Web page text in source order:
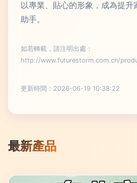
以專業、貼心的形象，成為提升
助手。
如若轉載，請注明出處：
http://www.futurestorm.com.cn/
更新時間：2026-06-19 10:38:22
最新產品